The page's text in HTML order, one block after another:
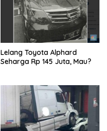
Lelang Toyota Alphard
Seharga Rp 145 Juta, Mau?